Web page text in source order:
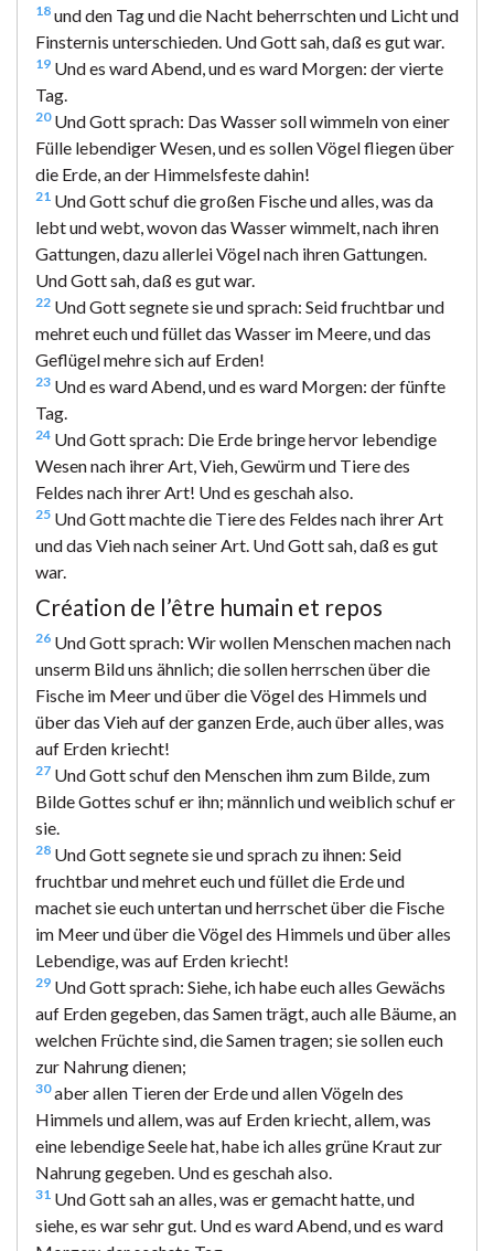
18 und den Tag und die Nacht beherrschten und Licht und
Finsternis unterschieden. Und Gott sah, daß es gut war.
19 Und es ward Abend, und es ward Morgen: der vierte
Tag.
20Und Gott sprach: Das Wasser soll wimmeln von einer
Fülle lebendiger Wesen, und es sollen Vögel fliegen über
die Erde, an der Himmelsfeste dahin!
21 Und Gott schuf die großen Fische und alles, was da
lebt und webt, wovon das Wasser wimmelt, nach ihren
Gattungen, dazu allerlei Vögel nach ihren Gattungen.
Und Gott sah, daß es gut war.
22 Und Gott segnete sie und sprach: Seid fruchtbar und
mehret euch und füllet das Wasser im Meere, und das
Geflügel mehre sich auf Erden!
23 Und es ward Abend, und es ward Morgen: der fünfte
Tag.
24 Und Gott sprach: Die Erde bringe hervor lebendige
Wesen nach ihrer Art, Vieh, Gewürm und Tiere des
Feldes nach ihrer Art! Und es geschah also.
25 Und Gott machte die Tiere des Feldes nach ihrer Art
und das Vieh nach seiner Art. Und Gott sah, daß es gut
war.
Création de l’être humain et repos
26 Und Gott sprach: Wir wollen Menschen machen nach
unserm Bild uns ähnlich; die sollen herrschen über die
Fische im Meer und über die Vögel des Himmels und
über das Vieh auf der ganzen Erde, auch über alles, was
auf Erden kriecht!
27 Und Gott schuf den Menschen ihm zum Bilde, zum
Bilde Gottes schuf er ihn; männlich und weiblich schuf er
sie.
28 Und Gott segnete sie und sprach zu ihnen: Seid
fruchtbar und mehret euch und füllet die Erde und
machet sie euch untertan und herrschet über die Fische
im Meer und über die Vögel des Himmels und über alles
Lebendige, was auf Erden kriecht!
29 Und Gott sprach: Siehe, ich habe euch alles Gewächs
auf Erden gegeben, das Samen trägt, auch alle Bäume, an
welchen Früchte sind, die Samen tragen; sie sollen euch
zur Nahrung dienen;
30aber allen Tieren der Erde und allen Vögeln des
Himmels und allem, was auf Erden kriecht, allem, was
eine lebendige Seele hat, habe ich alles grüne Kraut zur
Nahrung gegeben. Und es geschah also.
31 Und Gott sah an alles, was er gemacht hatte, und
siehe, es war sehr gut. Und es ward Abend, und es ward